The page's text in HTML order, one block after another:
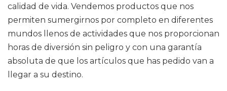
calidad de vida. Vendemos productos que nos
permiten sumergirnos por completo en diferentes
mundos llenos de actividades que nos proporcionan
horas de diversión sin peligro y con una garantía
absoluta de que los artículos que has pedido van a
llegar a su destino.